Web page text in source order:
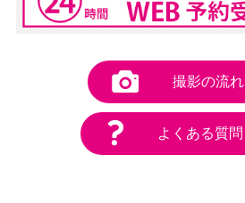
撮影の流れ
よくある質問